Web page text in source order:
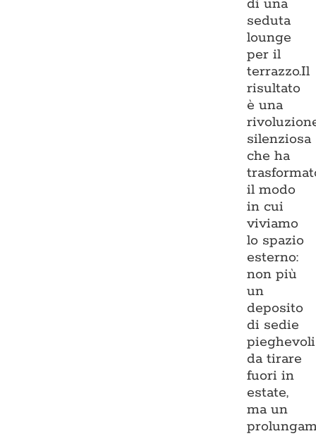
di una
seduta
lounge
per il
terrazzo.Il
risultato
è una
silenziosa
che ha
il modo
in cui
viviamo
lo spazio
esterno:
non più
un
deposito
di sedie
pieghevoli
da tirare
fuori in
estate,
ma un